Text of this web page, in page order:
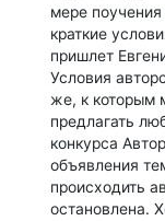
мере
краткие
пришлет
Условия
же, к которым
предлагать
конкурса
объявления
происходить
остановлена.